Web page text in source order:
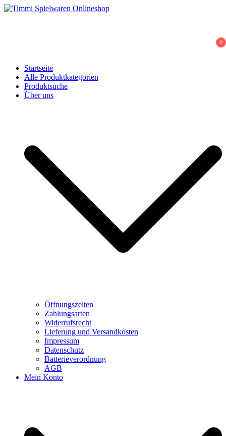
Skip
0
Startseite
Alle Produktkategorien
Produktsuche
Über uns
Öffnungszeiten
Zahlungsarten
Widerrufsrecht
Lieferung und Versandkosten
Impressum
Datenschutz
Batterieverordnung
AGB
Mein Konto